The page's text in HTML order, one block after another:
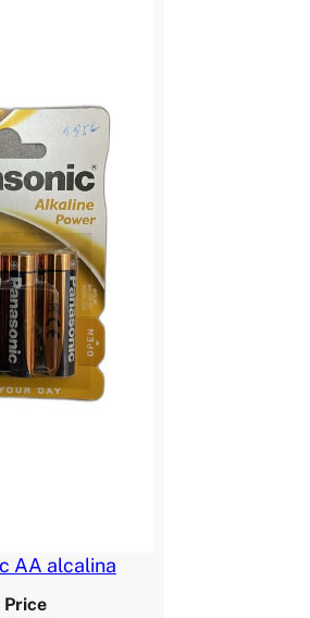
AA alcalina